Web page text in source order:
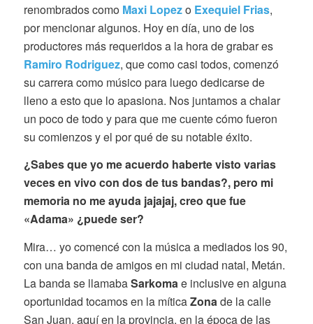
renombrados como Maxi Lopezo Exequiel Frias,
por mencionar algunos. Hoy en día, uno de los
productores más requeridos a la hora de grabar es
Ramiro Rodriguez, que como casi todos, comenzó
su carrera como músico para luego dedicarse de
lleno a esto que lo apasiona. Nos juntamos a chalar
un poco de todo y para que me cuente cómo fueron
su comienzos y el por qué de su notable éxito.
¿Sabes que yo me acuerdo haberte visto varias
veces en vivo con dos de tus bandas?, pero mi
memoria no me ayuda jajajaj, creo que fue
«Adama» ¿puede ser?
Mira… yo comencé con la música a mediados los 90,
con una banda de amigos en mi ciudad natal, Metán.
La banda se llamabaSarkomae inclusive en alguna
oportunidad tocamos en la míticaZonade la calle
San Juan, aquí en la provincia, en la época de las